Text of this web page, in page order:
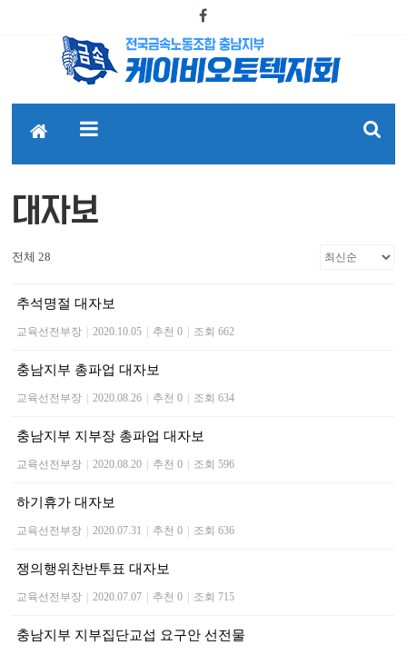
대자보
전체 28
추석명절 대자보
교육선전부장 2020.10.05 추천 0 조회 662
충남지부 총파업 대자보
교육선전부장 2020.08.26 추천 0 조회 634
충남지부 지부장 총파업 대자보
교육선전부장 2020.08.20 추천 0 조회 596
하기휴가 대자보
교육선전부장 2020.07.31 추천 0 조회 636
쟁의행위찬반투표 대자보
교육선전부장 2020.07.07 추천 0 조회 715
충남지부 지부집단교섭 요구안 선전물